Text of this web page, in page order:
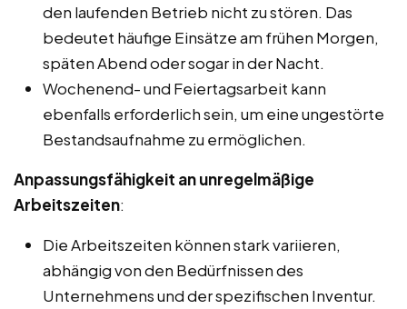
den laufenden Betrieb nicht zu stören. Das
bedeutet häufige Einsätze am frühen Morgen,
späten Abend oder sogar in der Nacht.
Wochenend- und Feiertagsarbeit kann
ebenfalls erforderlich sein, um eine ungestörte
Bestandsaufnahme zu ermöglichen.
Anpassungsfähigkeit an unregelmäßige
Arbeitszeiten:
Die Arbeitszeiten können stark variieren,
abhängig von den Bedürfnissen des
Unternehmens und der spezifischen Inventur.